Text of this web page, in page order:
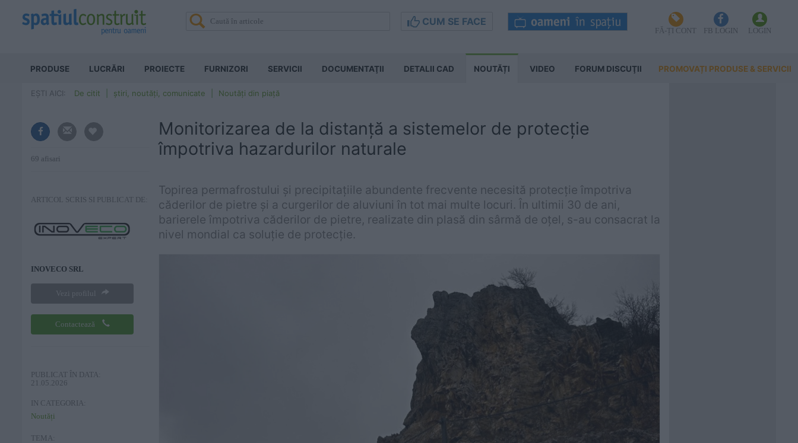
CUM SE FACE
FĂ-ȚI CONT FB LOGIN LOGIN
PRODUSE LUCRĂRI PROIECTE FURNIZORI SERVICII DOCUMENTAŢII DETALII CAD NOUTĂȚI VIDEO FORUM DISCUŢII PROMOVAȚI PRODUSE & SERVICII
EȘTI AICI: De citit știri, noutăți, comunicate Noutăți din piață
69 afisari
ARTICOL SCRIS SI PUBLICAT DE:
INOVECO SRL
Vezi profilul
Contactează
PUBLICAT ÎN DATA:
21.05.2026
IN CATEGORIA:
Noutăți
TEMA:
Monitorizarea de la distanță a sistemelor de protecție
împotriva hazardurilor naturale
Topirea permafrostului și precipitațiile abundente frecvente necesită protecție împotriva
căderilor de pietre și a curgerilor de aluviuni în tot mai multe locuri. În ultimii 30 de ani,
barierele împotriva căderilor de pietre, realizate din plasă din sârmă de oțel, s-au consacrat la
nivel mondial ca soluție de protecție.